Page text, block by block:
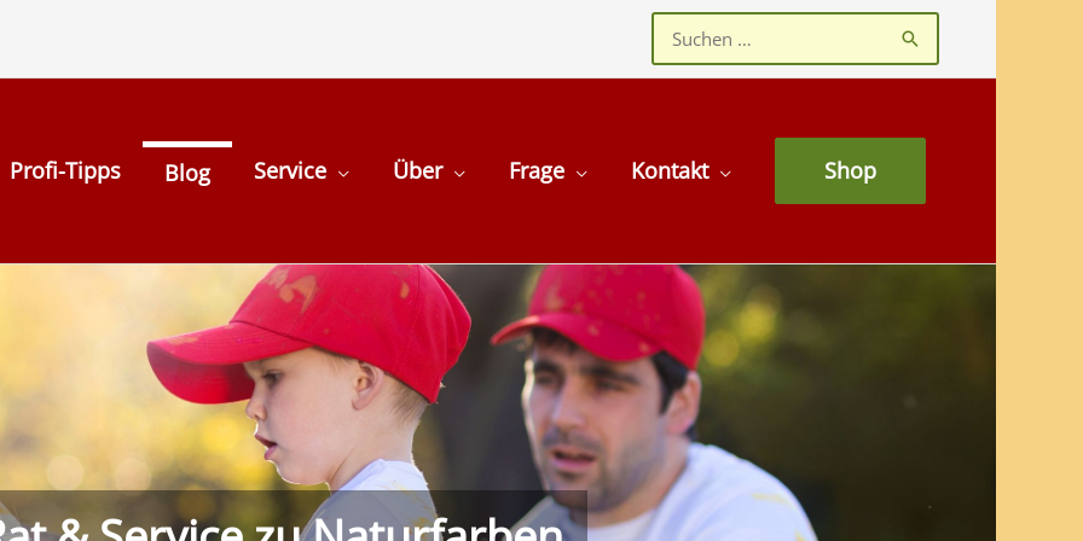
Suchen
Profi-Tipps Blog Service Über Frage Kontakt Shop